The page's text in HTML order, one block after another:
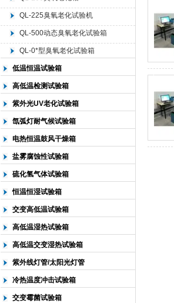
北京中科环试仪器有限公司
QL-225臭氧老化试验机
QL-500动态臭氧老化试验箱
QL-0*型臭氧老化试验箱
低温恒温试验箱
高低温检测试验箱
紫外光UV老化试验箱
氙弧灯耐气候试验箱
电热恒温鼓风干燥箱
盐雾腐蚀性试验箱
硫化氢气体试验箱
恒温恒湿试验箱
交变高低温试验箱
高低温湿热试验箱
高低温交变湿热试验箱
紫外线灯管/太阳光灯管
冷热温度冲击试验箱
交变霉菌试验箱